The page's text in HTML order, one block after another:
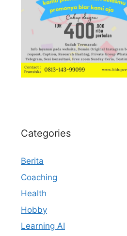
Categories
Berita
Coaching
Health
Hobby
Learning AI